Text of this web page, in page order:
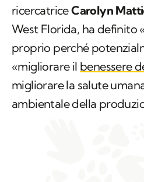
ricercatriceCarolyn
West Florida, ha definito
proprio perché
«migliorare il benessere
migliorare la salute
ambientale della